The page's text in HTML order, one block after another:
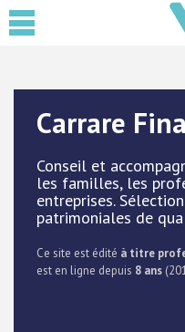
Carrare
Conseil et
les familles, les
entreprises.
patrimoniales de
Ce site est édité à titre
est en ligne depuis 8 ans